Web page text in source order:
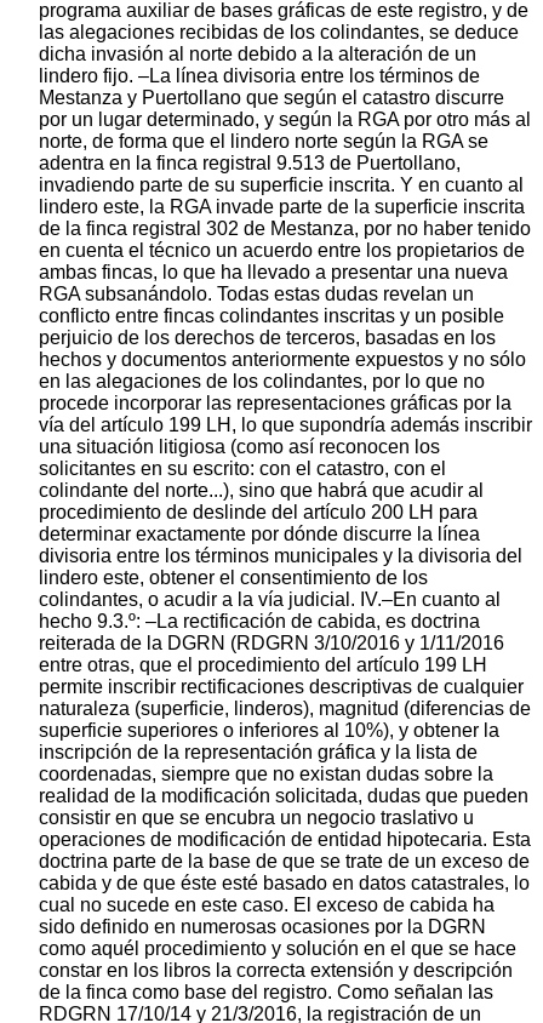
programa auxiliar de bases gráficas de este registro, y de
las alegaciones recibidas de los colindantes, se deduce
dicha invasión al norte debido a la alteración de un
lindero fijo. –La línea divisoria entre los términos de
Mestanza y Puertollano que según el catastro discurre
por un lugar determinado, y según la RGA por otro más al
norte, de forma que el lindero norte según la RGA se
adentra en la finca registral 9.513 de Puertollano,
invadiendo parte de su superficie inscrita. Y en cuanto al
lindero este, la RGA invade parte de la superficie inscrita
de la finca registral 302 de Mestanza, por no haber tenido
en cuenta el técnico un acuerdo entre los propietarios de
ambas fincas, lo que ha llevado a presentar una nueva
RGA subsanándolo. Todas estas dudas revelan un
conflicto entre fincas colindantes inscritas y un posible
perjuicio de los derechos de terceros, basadas en los
hechos y documentos anteriormente expuestos y no sólo
en las alegaciones de los colindantes, por lo que no
procede incorporar las representaciones gráficas por la
vía del artículo 199 LH, lo que supondría además inscribir
una situación litigiosa (como así reconocen los
solicitantes en su escrito: con el catastro, con el
colindante del norte...), sino que habrá que acudir al
procedimiento de deslinde del artículo 200 LH para
determinar exactamente por dónde discurre la línea
divisoria entre los términos municipales y la divisoria del
lindero este, obtener el consentimiento de los
colindantes, o acudir a la vía judicial. IV.–En cuanto al
hecho 9.3.º: –La rectificación de cabida, es doctrina
reiterada de la DGRN (RDGRN 3/10/2016 y 1/11/2016
entre otras, que el procedimiento del artículo 199 LH
permite inscribir rectificaciones descriptivas de cualquier
naturaleza (superficie, linderos), magnitud (diferencias de
superficie superiores o inferiores al 10%), y obtener la
inscripción de la representación gráfica y la lista de
coordenadas, siempre que no existan dudas sobre la
realidad de la modificación solicitada, dudas que pueden
consistir en que se encubra un negocio traslativo u
operaciones de modificación de entidad hipotecaria. Esta
doctrina parte de la base de que se trate de un exceso de
cabida y de que éste esté basado en datos catastrales, lo
cual no sucede en este caso. El exceso de cabida ha
sido definido en numerosas ocasiones por la DGRN
como aquél procedimiento y solución en el que se hace
constar en los libros la correcta extensión y descripción
de la finca como base del registro. Como señalan las
RDGRN 17/10/14 y 21/3/2016, la registración de un